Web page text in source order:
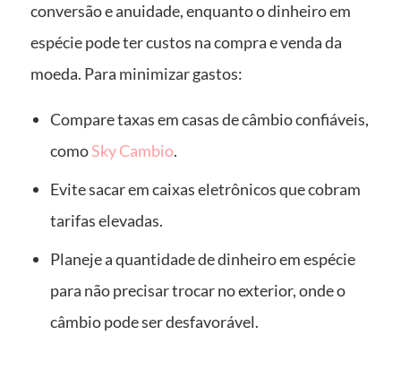
conversão e anuidade, enquanto o dinheiro em
espécie pode ter custos na compra e venda da
moeda. Para minimizar gastos:
Compare taxas em casas de câmbio confiáveis,
comoSky Cambio.
Evite sacar em caixas eletrônicos que cobram
tarifas elevadas.
Planeje a quantidade de dinheiro em espécie
para não precisar trocar no exterior, onde o
câmbio pode ser desfavorável.